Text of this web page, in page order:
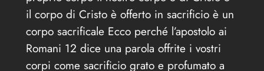
il corpo di Cristo è offerto in sacrificio è un
corpo sacrificale Ecco perché l’apostolo ai
Romani 12 dice una parola offrite i vostri
corpi come sacrificio grato e profumato a